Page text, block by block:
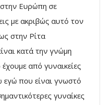
Ευρώπη σε
με ακριβώς αυτό τον
στην Ρίτα
κατά την γνώμη
από γυναικείες
εγώ που είναι γνωστό
γυναίκες